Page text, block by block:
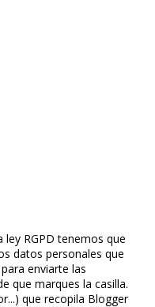
ley RGPD tenemos que
datos personales que
enviarte las
que marques la casilla.
que recopila Blogger